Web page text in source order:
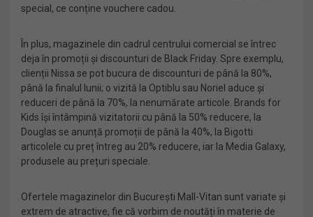
special, ce conține vouchere cadou.
În plus, magazinele din cadrul centrului comercial se întrec
deja în promoții și discounturi de Black Friday. Spre exemplu,
clienții Nissa se pot bucura de discounturi de până la 80%,
până la finalul lunii; o vizită la Optiblu sau Noriel aduce și
reduceri de până la 70%, la nenumărate articole. Brands for
Kids își întâmpină vizitatorii cu până la 50% reducere, la
Douglas se anunță promoții de până la 40%, la Bigotti
articolele cu preț întreg au 20% reducere, iar la Media Galaxy,
produsele au prețuri speciale.
Ofertele magazinelor din București Mall-Vitan sunt variate și
extrem de atractive, fie că vorbim de noutăți în materie de